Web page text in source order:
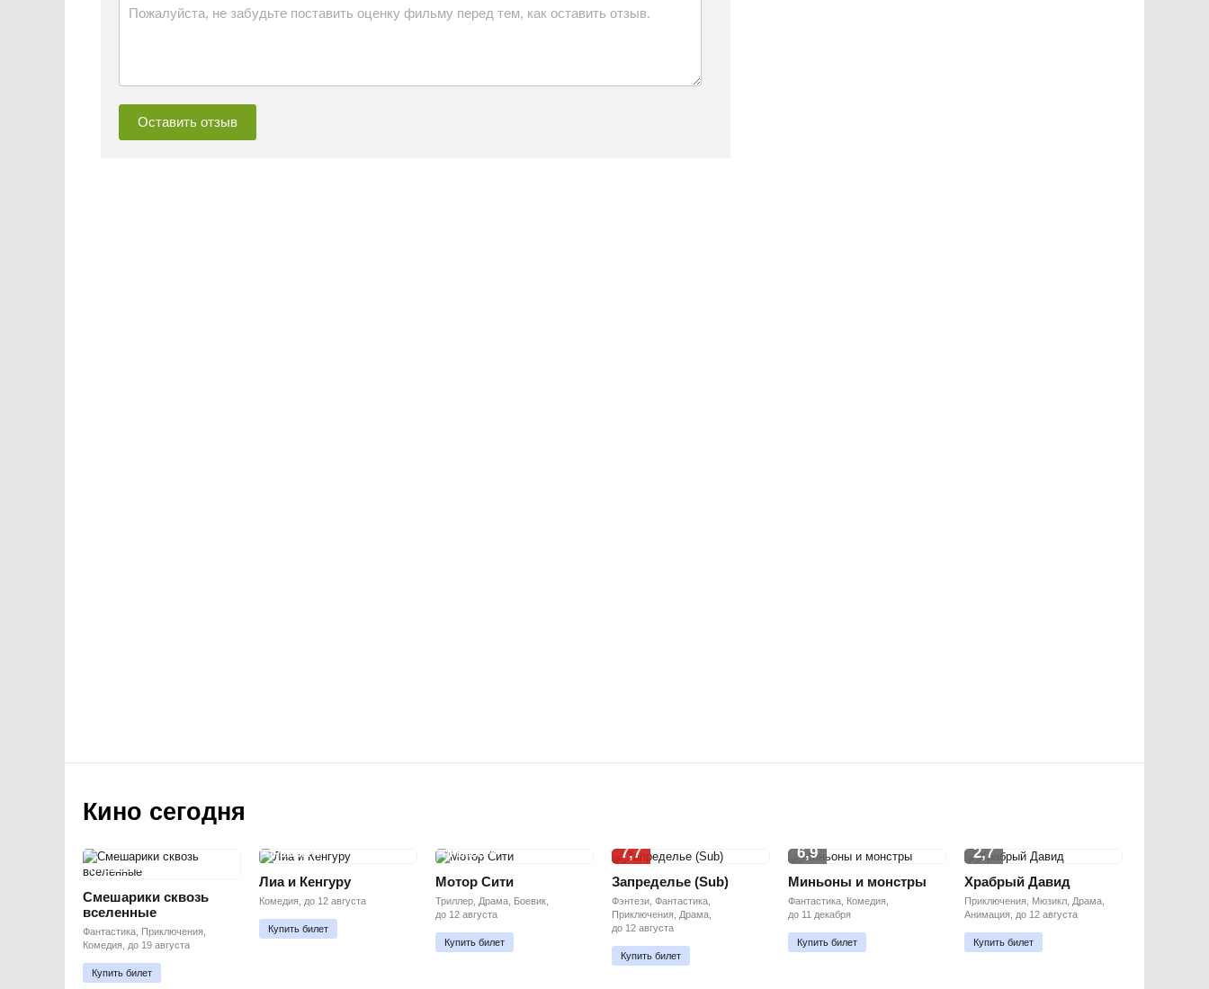
Кино сегодня
ПРЕМЬЕРА
Смешарики сквозь
вселенные
Фантастика, Приключения,
Комедия, до 19 августа
Купить билет
ПРЕМЬЕРА
Лиа и Кенгуру
Комедия, до 12 августа
Купить билет
ПРЕМЬЕРА
Мотор Сити
Триллер, Драма, Боевик,
до 12 августа
Купить билет
7,7
Запределье (Sub)
Фэнтези, Фантастика,
Приключения, Драма,
до 12 августа
Купить билет
6,9
Миньоны и монстры
Фантастика, Комедия,
до 11 декабря
Купить билет
2,7
Храбрый Давид
Приключения, Мюзикл, Драма,
Анимация, до 12 августа
Купить билет